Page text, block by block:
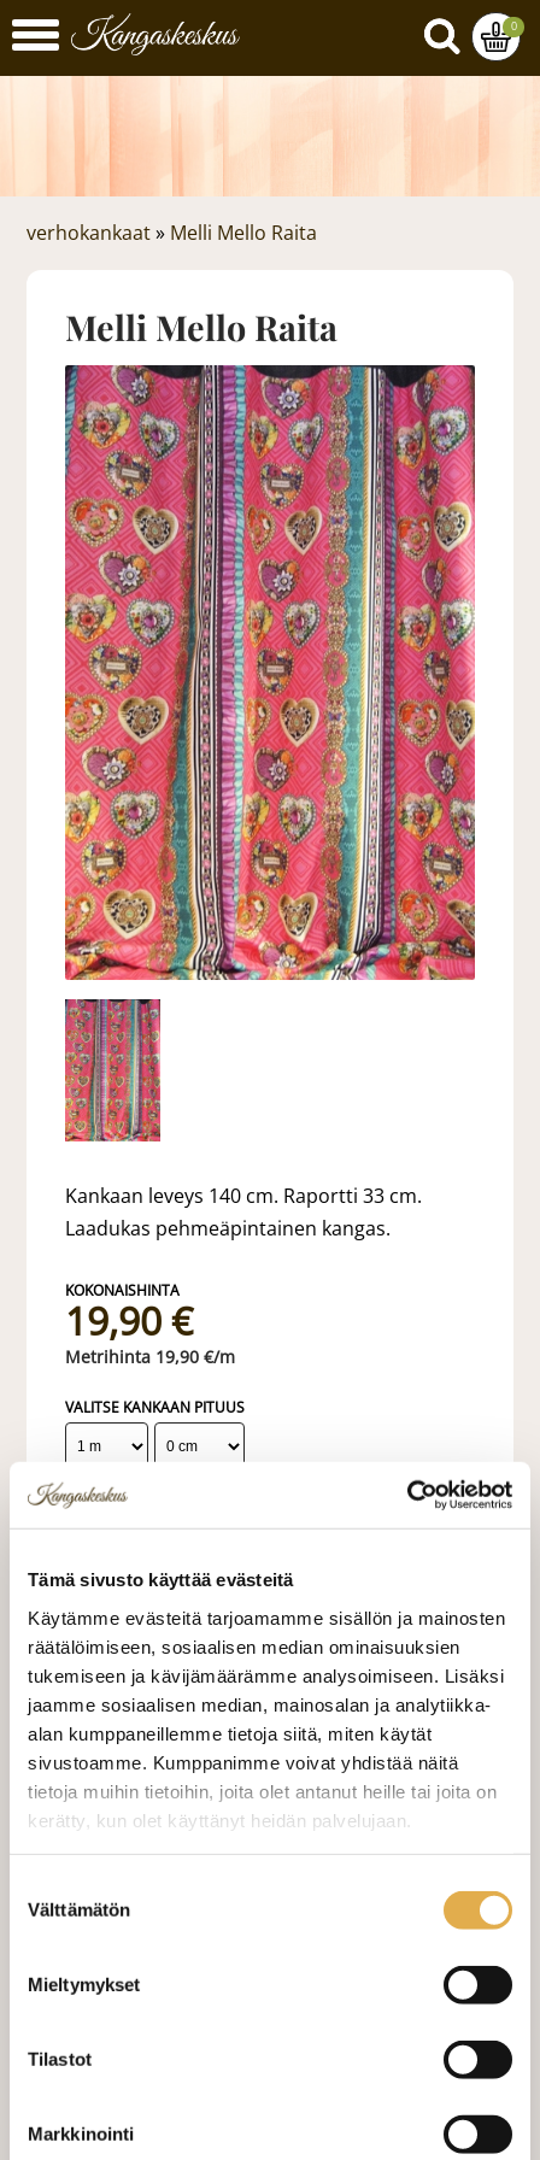
Tämä sivusto käyttää evästeitä
Käytämme evästeitä tarjoamamme sisällön ja mainosten
räätälöimiseen, sosiaalisen median ominaisuuksien
tukemiseen ja kävijämäärämme analysoimiseen. Lisäksi
jaamme sosiaalisen median, mainosalan ja analytiikka-
alan kumppaneillemme tietoja siitä, miten käytät
sivustoamme. Kumppanimme voivat yhdistää näitä
tietoja muihin tietoihin, joita olet antanut heille tai joita on
kerätty, kun olet käyttänyt heidän palvelujaan.
valinta
Välttämätön
Mieltymykset
Tilastot
Markkinointi
0
verhokankaat » Melli Mello Raita
Melli Mello Raita
Kankaan leveys 140 cm. Raportti 33 cm.
Laadukas pehmeäpintainen kangas.
19,90 €
19,90 €/m
VALITSE KANKAAN PITUUS
Tilaa näytepala kankaasta
Valitse mukaan ompelupalvelu
(sis. työn ja tarvikkeet)
VERHOJEN MÄÄRÄ:
Suoraverho leveys 150 cm
+ 42,00 €
+ 28,00 €